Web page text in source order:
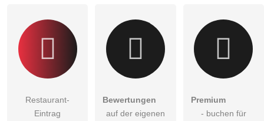
Restaurant-
Eintrag
Bewertungen
auf der eigenen
Premium
- buchen für